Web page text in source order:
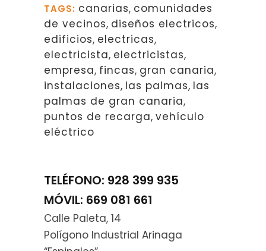
TAGS: canarias, comunidades
de vecinos, diseños electricos,
edificios, electricas,
electricista, electricistas,
empresa, fincas, gran canaria,
instalaciones, las palmas, las
palmas de gran canaria,
puntos de recarga, vehículo
eléctrico
TELÉFONO: 928 399 935
MÓVIL: 669 081 661
Calle Paleta, 14
Polígono Industrial Arinaga